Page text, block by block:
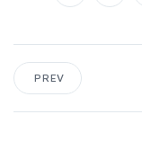
PREV